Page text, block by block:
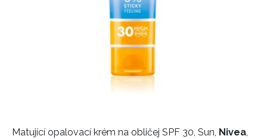
Matující opalovací krém na obličej SPF 30, Sun, Nivea,